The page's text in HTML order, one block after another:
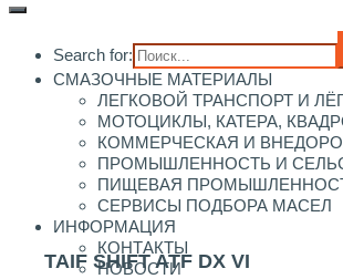
Search for:
СМАЗОЧНЫЕ МАТЕРИАЛЫ
ЛЕГКОВОЙ ТРАНСПОРТ И
МОТОЦИКЛЫ, КАТЕРА,
КОММЕРЧЕСКАЯ И
ПРОМЫШЛЕННОСТЬ И
ПИЩЕВАЯ
СЕРВИСЫ ПОДБОРА МАСЕЛ
ИНФОРМАЦИЯ
КОНТАКТЫ
НОВОСТИ
TAIF SHIFT ATF DX VI